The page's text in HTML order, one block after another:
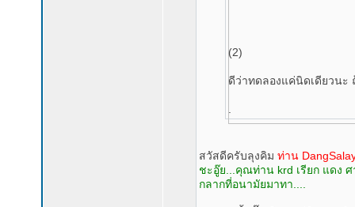
(2)
ดีว่าทดลองแค่นิดเดียวนะ
สวัสดีครับลุงคิม ท่าน
ชะอู๊ย...คุณท่าน krd เรียก แดง
กลากที่อนามัยมาทา....